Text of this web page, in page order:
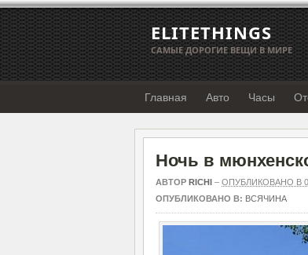
ELITETHINGS
САМЫЕ ДОРОГИЕ ВЕЩИ В МИРЕ
Главная Авто Часы
Ночь в
АВТОР RICHI – ОПУБЛИКОВАНО В
ОПУБЛИКОВАНО В: ВСЯЧИНА